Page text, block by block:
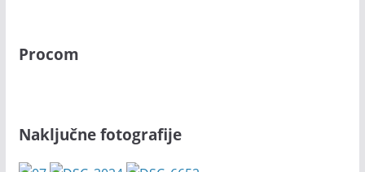
Procom
Naključne fotografije